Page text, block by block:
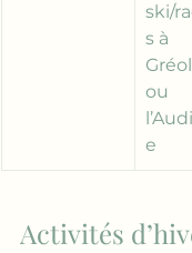
ski/
s à
ou
e
Activités